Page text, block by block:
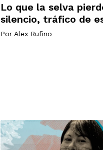
Lo que la selva
silencio, tráfico de
Por Alex Rufino